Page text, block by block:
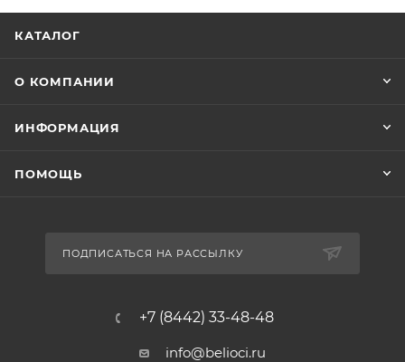
КАТАЛОГ
О КОМПАНИИ
ИНФОРМАЦИЯ
ПОМОЩЬ
ПОДПИСАТЬСЯ НА РАССЫЛКУ
+7 (8442) 33-48-48
info@belioci.ru